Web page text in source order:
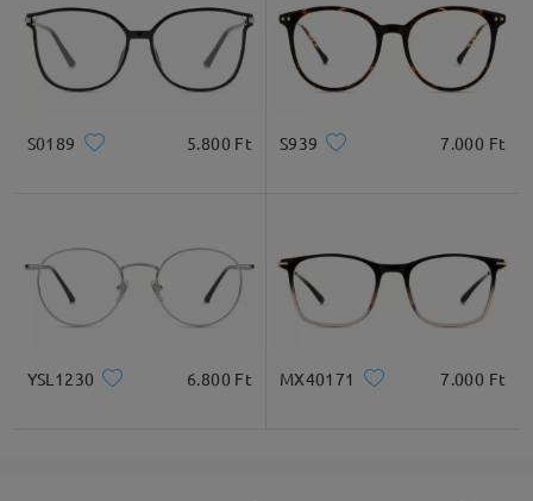
Lencseszélesség
52mm/ 2.05in
Lencsemagasság
49mm/ 1.93in
Hídszélesség
20mm/ 0.79in
Ajánlott arcformák
Négyzet Kerek Gyémánt Ovális
S0189 5.800 Ft S939 7.000 Ft
YSL1230 6.800 Ft MX40171 7.000 Ft